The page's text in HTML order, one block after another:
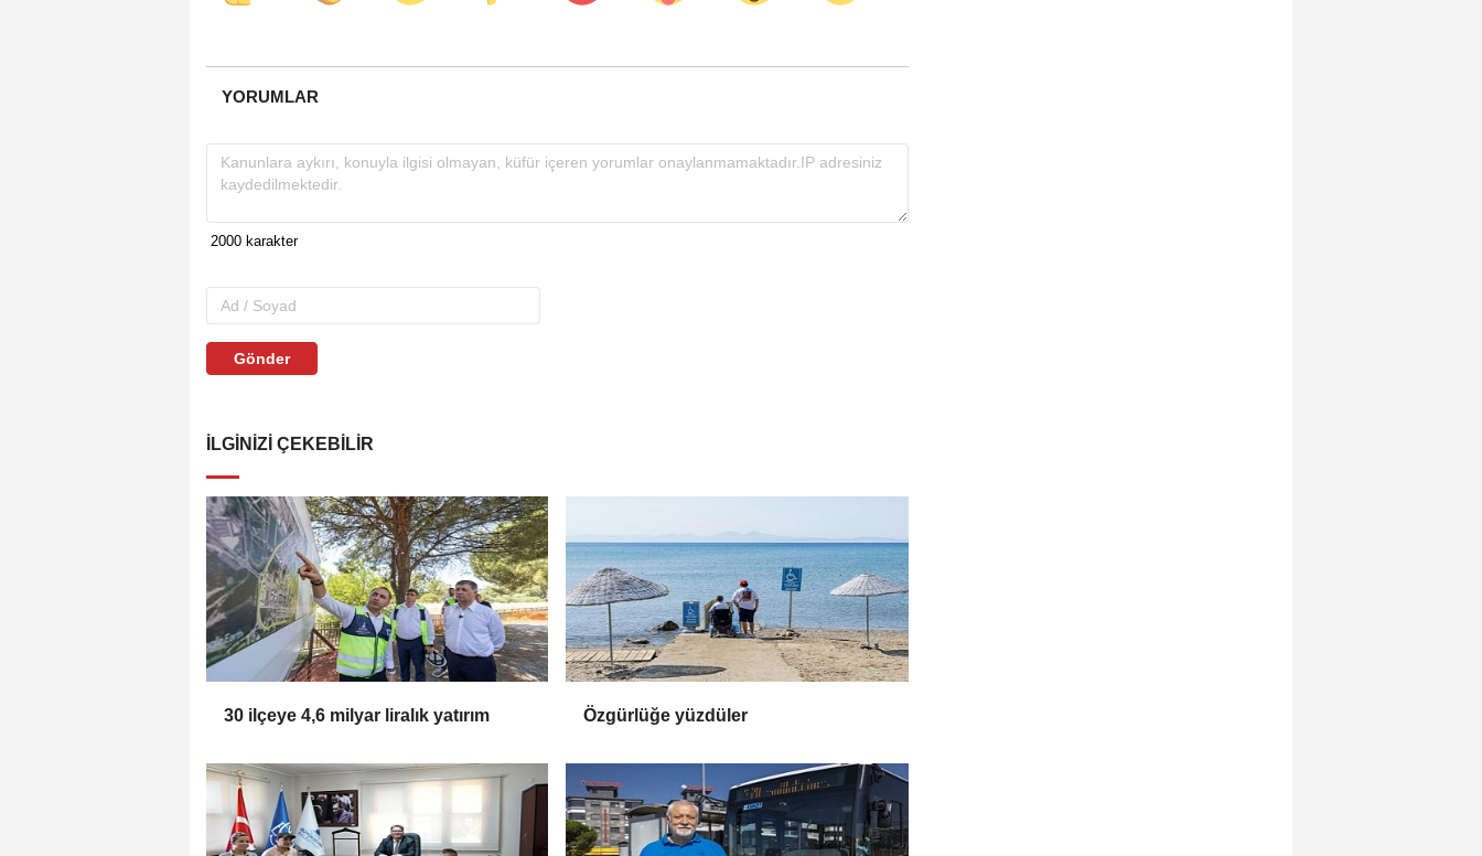
YORUMLAR
Gönder
İLGINIZI ÇEKEBILIR
30 ilçeye 4,6 milyar liralık yatırım Özgürlüğe yüzdüler